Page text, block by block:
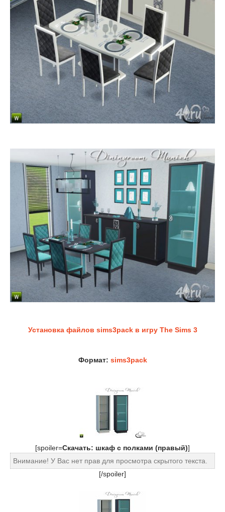
Установка файлов sims3pack в игру The Sims 3
Формат: sims3pack
[spoiler=Cкачать: шкаф с полками (правый)]
Внимание! У Вас нет прав для просмотра скрытого текста.
[/spoiler]